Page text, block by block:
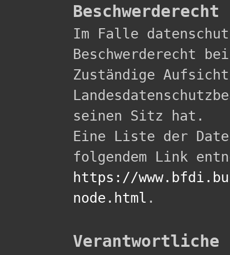
Im Falle
Beschwerderecht
Zuständige
seinen Sitz hat.
Eine Liste der
https://
node.html .